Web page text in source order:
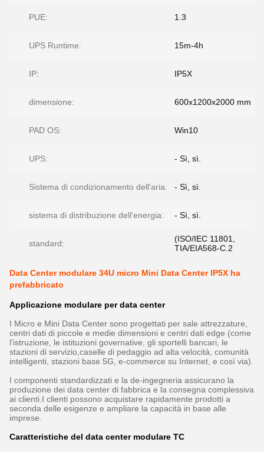
PUE: 1.3
UPS Runtime: 15m-4h
IP: IP5X
dimensione: 600x1200x2000 mm
PAD OS: Win10
UPS: - Sì, sì.
Sistema di condizionamento dell'aria: - Sì, sì.
sistema di distribuzione dell'energia: - Sì, sì.
standard:
(ISO/IEC 11801,
TIA/EIA568-C.2
Data Center modulare 34U micro Mini Data Center IP5X ha
prefabbricato
Applicazione modulare per data center
I Micro e Mini Data Center sono progettati per sale attrezzature,
centri dati di piccole e medie dimensioni e centri dati edge (come
l'istruzione, le istituzioni governative, gli sportelli bancari, le
stazioni di servizio,caselle di pedaggio ad alta velocità, comunità
intelligenti, stazioni base 5G, e-commerce su Internet, e così via).
I componenti standardizzati e la de-ingegneria assicurano la
produzione dei data center di fabbrica e la consegna complessiva
ai clienti.I clienti possono acquistare rapidamente prodotti a
seconda delle esigenze e ampliare la capacità in base alle
imprese.
Caratteristiche del data center modulare TC